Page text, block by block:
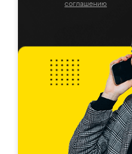
соглашению